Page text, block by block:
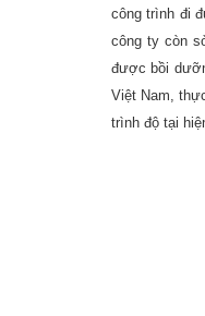
công trình đi
công ty còn
được bồi
Việt Nam,
trình độ tại